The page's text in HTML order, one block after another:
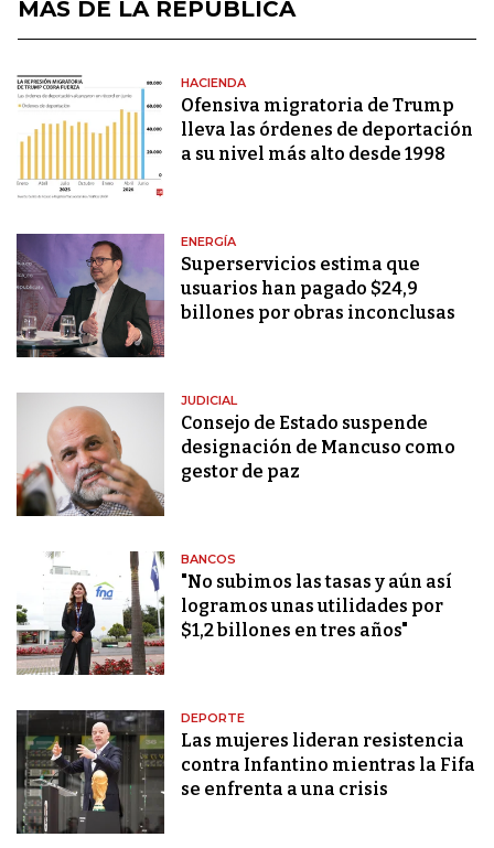
MÁS DE LA REPÚBLICA
HACIENDA
Ofensiva migratoria de Trump
lleva las órdenes de deportación
a su nivel más alto desde 1998
ENERGÍA
Superservicios estima que
usuarios han pagado $24,9
billones por obras inconclusas
JUDICIAL
Consejo de Estado suspende
designación de Mancuso como
gestor de paz
BANCOS
"No subimos las tasas y aún así
logramos unas utilidades por
$1,2 billones en tres años"
DEPORTE
Las mujeres lideran resistencia
contra Infantino mientras la Fifa
se enfrenta a una crisis